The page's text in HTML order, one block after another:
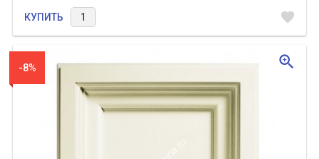
КУПИТЬ favorite
-8% zoom_in